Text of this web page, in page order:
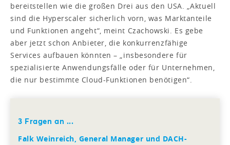
bereitstellen wie die großen Drei aus den USA. „Aktuell
sind die Hyperscaler sicherlich vorn, was Marktanteile
und Funktionen angeht“, meint Czachowski. Es gebe
aber jetzt schon Anbieter, die konkurrenzfähige
Services aufbauen könnten – „insbesondere für
spezialisierte Anwendungsfälle oder für Unternehmen,
die nur bestimmte Cloud-Funktionen benötigen“.
3 Fragen an ...
Falk Weinreich, General Manager und DACH-